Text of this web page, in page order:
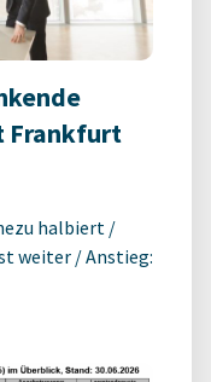
Frankfurt
halbiert /
weiter / Anstieg: